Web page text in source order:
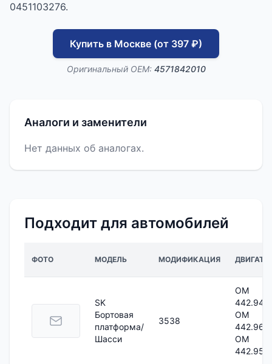
0451103276.
Купить в Москве (от 397 ₽)
Оригинальный OEM: 4571842010
Аналоги и заменители
Нет данных об аналогах.
Подходит для автомобилей
ФОТО МОДЕЛЬ МОДИФИКАЦИЯ
SK
Бортовая
платформа/
Шасси
3538
OM
442.942;
OM
442.966;
OM
442.959